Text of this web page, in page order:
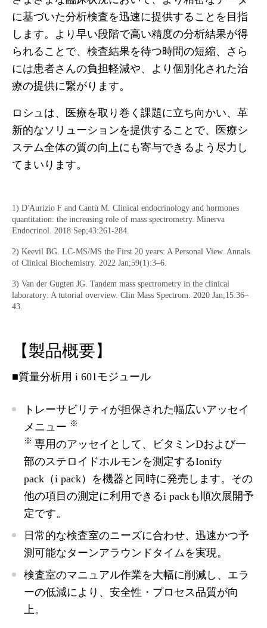
に基づいた分析検査を迅速に提供することを目指
します。より早い段階で高い精度の分析結果が得
られることで、検査結果を待つ時間の短縮、さら
には患者さんの負担軽減や、より個別化された治
療の提供に繋がります。
ロシュは、医療を取り巻く課題に立ち向かい、革
新的なソリューションを提供することで、医療シ
ステム全体の質の向上にも寄与できるよう尽力し
てまいります。
1) D'Aurizio F and Cantù M. Clinical endocrinology and hormones
quantitation: the increasing role of mass spectrometry. Minerva
Endocrinol. 2018 Sep;43:261-284.
2) Keevil BG. LC-MS/MS the First 20 years: A Personal View. Annals
of Clinical Biochemistry. 2022 Jan;59(1):3–6.
3) Van der Gugten JG. Tandem mass spectrometry in the clinical
laboratory: A tutorial overview. Clin Mass Spectrom. 2020 Jan;15:36–
43.
【製品概要】
■質量分析用 i 601モジュール
トレーサビリティが担保された幅広いアッセイ
メニュー ※
※ 専用のアッセイとして、ビタミンDおよび一
部のステロイドホルモンを測定するIonify
pack（i pack）を機器と同時に発売します。その
他の項目の測定に利用できるi packも順次展開予
定です。
日常的な検査室のニーズに合わせ、迅速かつ予
測可能なターンアラウンドタイムを実現。
検査室のマニュアル作業を大幅に削減し、エラ
ーの低減により、安全性・プロセス品質が向
上。